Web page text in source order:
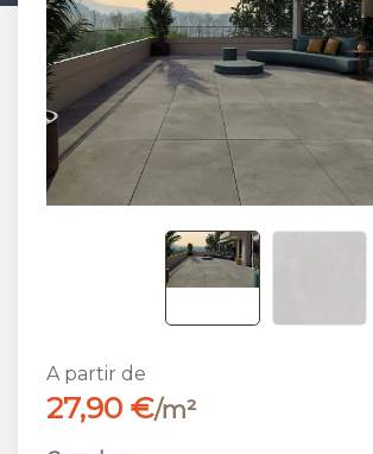
A partir de
27,90 €/m²